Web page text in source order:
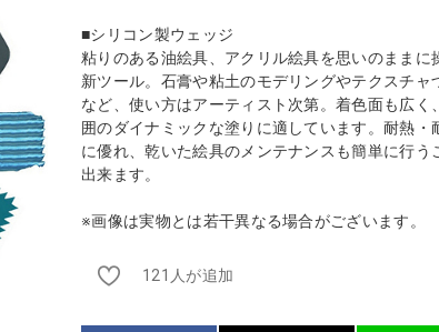
■シリコン製ウェッジ
粘りのある油絵具、アクリル絵具を思いのままに
新ツール。石膏や粘土のモデリングやテクスチャ
など、使い方はアーティスト次第。着色面も広く
囲のダイナミックな塗りに適しています。耐熱・
に優れ、乾いた絵具のメンテナンスも簡単に行う
出来ます。
※画像は実物とは若干異なる場合がございます。
121人が追加